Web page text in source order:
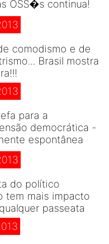
OSS�s continua!
comodismo e de
Brasil mostra
para a
democrática -
espontânea
do político
tem mais impacto
passeata